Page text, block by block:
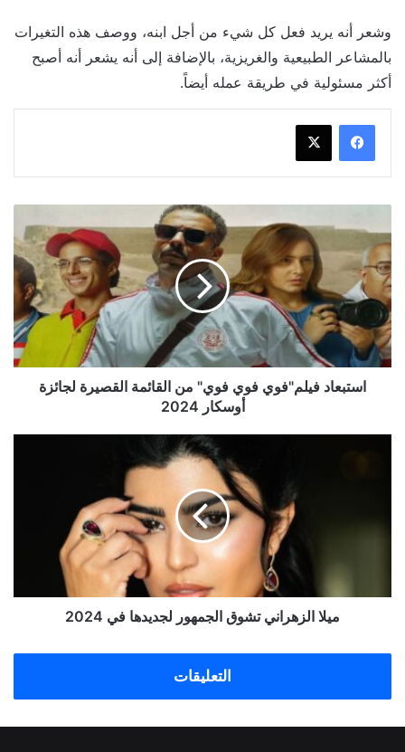
وشعر أنه يريد فعل كل شيء من أجل ابنه، ووصف هذه التغيرات
بالمشاعر الطبيعية والغريزية، بالإضافة إلى أنه يشعر أنه أصبح
أكثر مسئولية في طريقة عمله أيضاً.
فيلم"فوي
فوي
فوي"
من
القائمة
القصيرة
لجائزة
أوسكار
2024استبعاد فيلم"فوي فوي فوي" من القائمة القصيرة لجائزة
أوسكار 2024
ميلا الزهراني تشوق الجمهور لجديدها في 2024
التعليقات